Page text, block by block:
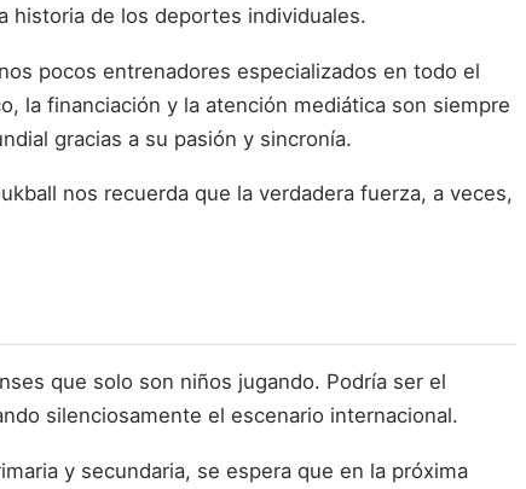
historia de los deportes individuales.
pocos entrenadores especializados en todo el
la financiación y la atención mediática son siempre
gracias a su pasión y sincronía.
nos recuerda que la verdadera fuerza, a veces,
que solo son niños jugando. Podría ser el
silenciosamente el escenario internacional.
y secundaria, se espera que en la próxima